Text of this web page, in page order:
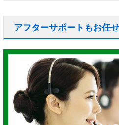
アフターサポートもお任